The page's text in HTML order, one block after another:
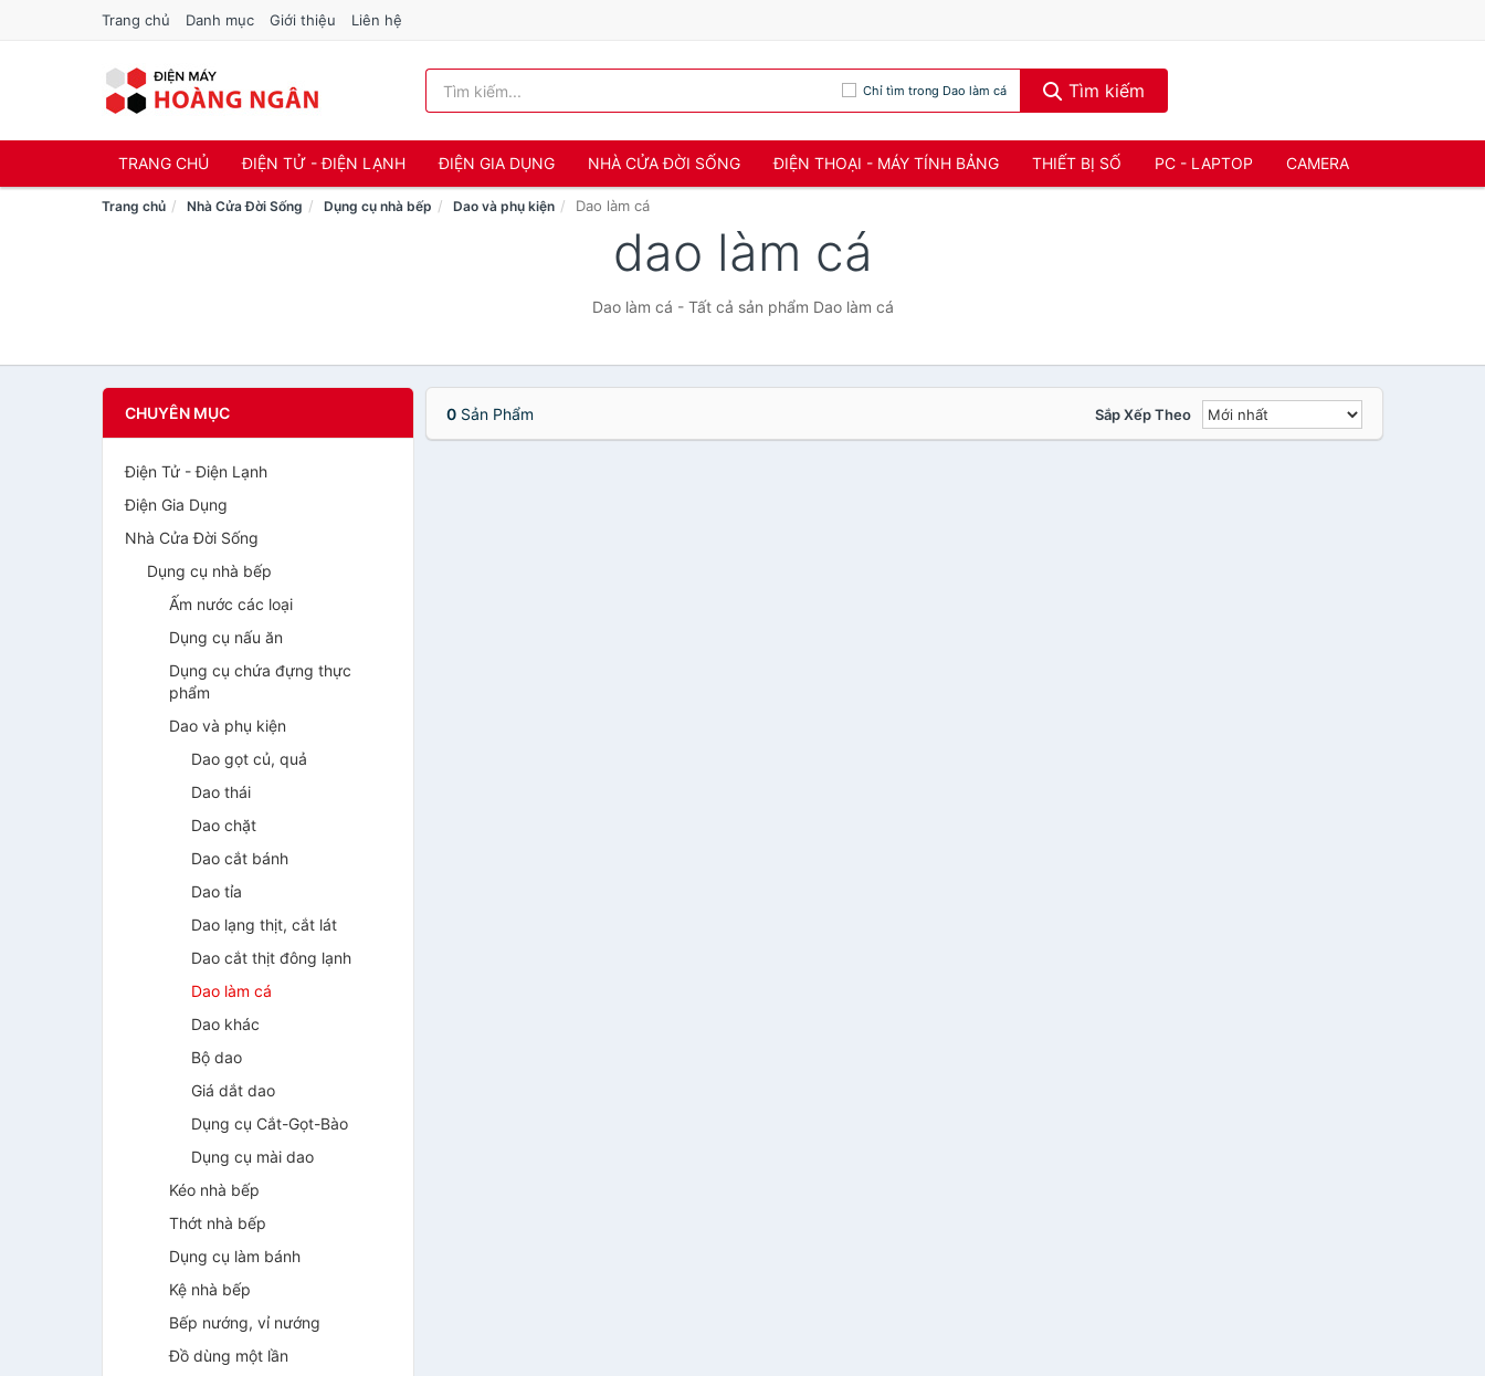
Trang chủ Danh mục Giới thiệu Liên hệ
Chỉ tìm trong Dao làm cá Tìm kiếm
TRANG CHỦ ĐIỆN TỬ - ĐIỆN LẠNH ĐIỆN GIA DỤNG NHÀ CỬA ĐỜI SỐNG ĐIỆN THOẠI - MÁY TÍNH BẢNG THIẾT BỊ SỐ PC - LAPTOP CAMERA
Trang chủ Nhà Cửa Đời Sống Dụng cụ nhà bếp Dao và phụ kiện Dao làm cá
dao làm cá
Dao làm cá - Tất cả sản phẩm Dao làm cá
CHUYÊN MỤC
Điện Tử - Điện Lạnh
Điện Gia Dụng
Nhà Cửa Đời Sống
Dụng cụ nhà bếp
Ấm nước các loại
Dụng cụ nấu ăn
Dụng cụ chứa đựng thực
phẩm
Dao và phụ kiện
Dao gọt củ, quả
Dao thái
Dao chặt
Dao cắt bánh
Dao tỉa
Dao lạng thịt, cắt lát
Dao cắt thịt đông lạnh
Dao làm cá
Dao khác
Bộ dao
Giá dắt dao
Dụng cụ Cắt-Gọt-Bào
Dụng cụ mài dao
Kéo nhà bếp
Thớt nhà bếp
Dụng cụ làm bánh
Kệ nhà bếp
Bếp nướng, vỉ nướng
Đồ dùng một lần
0Sản Phẩm Sắp Xếp Theo